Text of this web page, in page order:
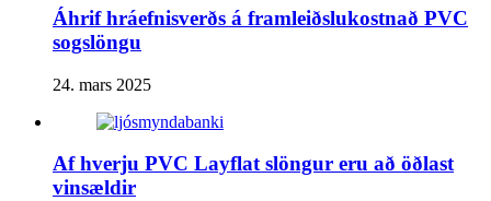
Áhrif hráefnisverðs á framleiðslukostnað PVC
sogslöngu
24. mars 2025
Af hverju PVC Layflat slöngur eru að öðlast
vinsældir